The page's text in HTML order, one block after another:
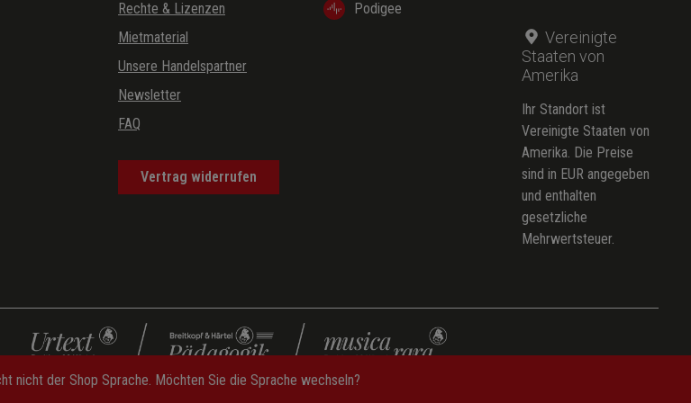
Fingersätzen)
Rechte & Lizenzen
Mietmaterial
Unsere Handelspartner
Newsletter
FAQ
Vertrag widerrufen
Podigee
Vereinigte
Staaten von
Amerika
Ihr Standort ist
Vereinigte Staaten von
Amerika. Die Preise
sind in EUR angegeben
und enthalten
gesetzliche
Mehrwertsteuer.
nicht der Shop Sprache. Möchten Sie die Sprache wechseln?